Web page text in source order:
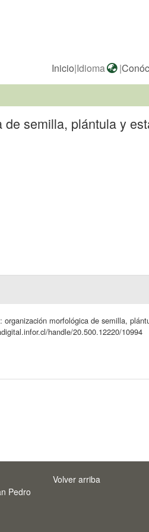
Inicio|Idioma |
semilla, plántula y
morfológica de semilla,
handle/20.500.12220/10994
Pedro
Volver arriba